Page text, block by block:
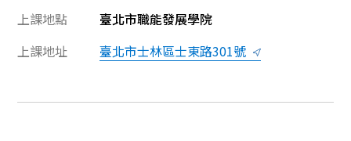
上課地點
臺北市職能發展學院
上課地址
臺北市士林區士東路301號